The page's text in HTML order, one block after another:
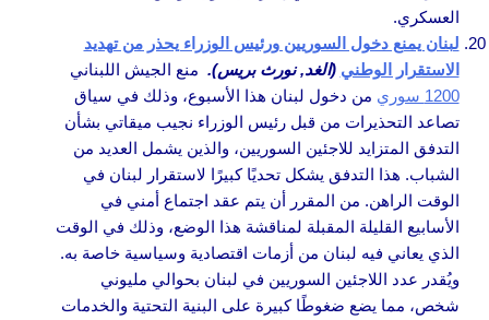
العسكري.
لبنان يمنع دخول السوريين ورئيس الوزراء يحذر من تهديد
الاستقرار الوطني (الغد, نورث بريس). منع الجيش اللبناني
1200 سوري
من دخول لبنان هذا الأسبوع، وذلك في سياق
تصاعد التحذيرات من قبل رئيس الوزراء نجيب ميقاتي بشأن
التدفق المتزايد للاجئين السوريين، والذين يشمل العديد من
الشباب. هذا التدفق يشكل تحديًا كبيرًا لاستقرار لبنان في
الوقت الراهن. من المقرر أن يتم عقد اجتماع أمني في
الأسابيع القليلة المقبلة لمناقشة هذا الوضع، وذلك في الوقت
الذي يعاني فيه لبنان من أزمات اقتصادية وسياسية خاصة به.
ويُقدر عدد اللاجئين السوريين في لبنان بحوالي مليوني
شخص، مما يضع ضغوطًا كبيرة على البنية التحتية والخدمات